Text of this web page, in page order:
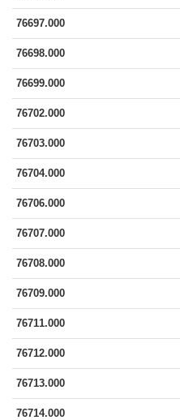
76697.000
76698.000
76699.000
76702.000
76703.000
76704.000
76706.000
76707.000
76708.000
76709.000
76711.000
76712.000
76713.000
76714.000